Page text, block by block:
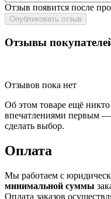
Отзыв появится после
Опубликовать отзыв
Отзывы
Отзывов пока нет
Об этом товаре ещё
впечатлениями первым
сделать выбор.
Оплата
Мы работаем с
минимальной суммы
Оплата заказов